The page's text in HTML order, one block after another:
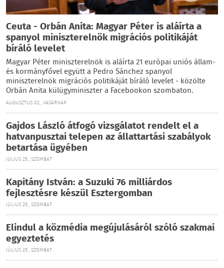
Ceuta - Orbán Anita: Magyar Péter is aláírta a
spanyol miniszterelnök migrációs politikáját
bíráló levelet
Magyar Péter miniszterelnök is aláírta 21 európai uniós állam-
és kormányfővel együtt a Pedro Sánchez spanyol
miniszterelnök migrációs politikáját bíráló levelet - közölte
Orbán Anita külügyminiszter a Facebookon szombaton.
AUGUSZTUS 02., VASÁRNAP
Gajdos László átfogó vizsgálatot rendelt el a
hatvanpusztai telepen az állattartási szabályok
betartása ügyében
JÚLIUS 25., SZOMBAT
Kapitány István: a Suzuki 76 milliárdos
fejlesztésre készül Esztergomban
JÚLIUS 25., SZOMBAT
Elindul a közmédia megújulásáról szóló szakmai
egyeztetés
JÚLIUS 25., SZOMBAT